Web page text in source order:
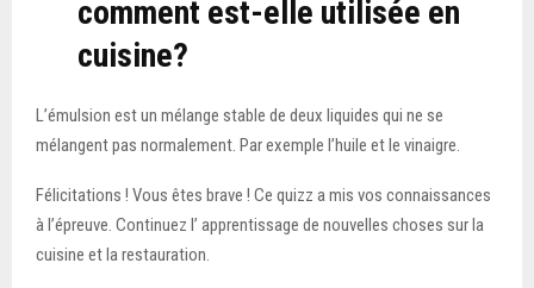
comment est-elle utilisée en
cuisine?
L’émulsion est un mélange stable de deux liquides qui ne se
mélangent pas normalement. Par exemple l’huile et le vinaigre.
Félicitations ! Vous êtes brave ! Ce quizz a mis vos connaissances
à l’épreuve. Continuez l’ apprentissage de nouvelles choses sur la
cuisine et la restauration.